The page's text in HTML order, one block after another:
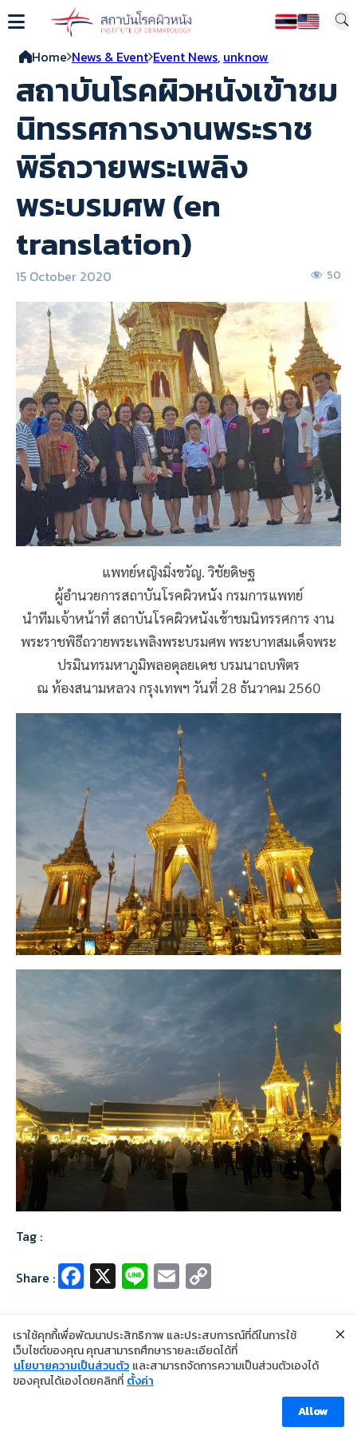
Home News & Event Event News, unknow
สถาบันโรคผิวหนังเข้าชม
นิทรรศการงานพระราช
พิธีถวายพระเพลิง
พระบรมศพ (en
translation)
15 October 2020 50
แพทย์หญิงมิ่งขวัญ. วิชัยดิษฐ
ผู้อำนวยการสถาบันโรคผิวหนัง กรมการแพทย์
นำทีมเจ้าหน้าที่ สถาบันโรคผิวหนังเข้าชมนิทรรศการ งาน
พระราชพิธีถวายพระเพลิงพระบรมศพ พระบาทสมเด็จพระ
ปรมินทรมหาภูมิพลอดุลยเดช บรมนาถบพิตร
ณ ท้องสนามหลวง กรุงเทพฯ วันที่ 28 ธันวาคม 2560
Tag :
Share : Fa
ce
b
o
o
X Li
n
e
E
m
ai
l
p
y
Li
©2024 Copyright Institute of Dermatology Thailand
นโยบายการคุ้มครองข้อมูลส่วนบุคคล
เราใช้คุกกี้เพื่อพัฒนาประสิทธิภาพ และประสบการณ์ที่ดีในการใช้
เว็บไซต์ของคุณ คุณสามารถศึกษารายละเอียดได้ที่
นโยบายความเป็นส่วนตัว และสามารถจัดการความเป็นส่วนตัวเองได้
ของคุณได้เองโดยคลิกที่ ตั้งค่า
Allow